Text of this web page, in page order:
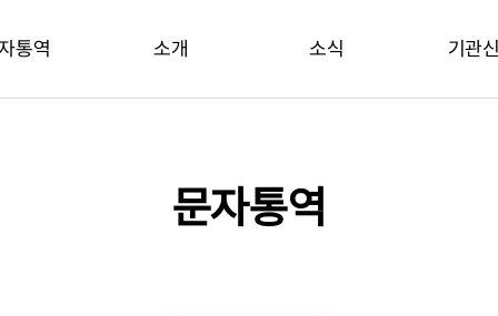
통역 소개 소식 기관
문자통역